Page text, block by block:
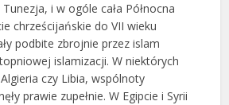
i w ogóle cała Północna
chrześcijańskie do VII wieku
podbite zbrojnie przez islam
islamizacji. W niektórych
czy Libia, wspólnoty
prawie zupełnie. W Egipcie i Syrii